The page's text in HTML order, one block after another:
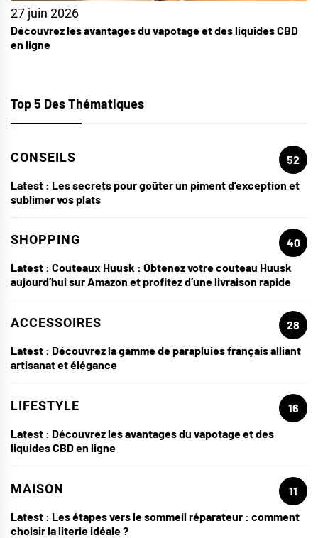
27 juin 2026
Découvrez les avantages du vapotage et des liquides CBD
en ligne
Top 5 Des Thématiques
CONSEILS
52
Latest : Les secrets pour goûter un piment d’exception et
sublimer vos plats
SHOPPING
40
Latest : Couteaux Huusk : Obtenez votre couteau Huusk
aujourd’hui sur Amazon et profitez d’une livraison rapide
ACCESSOIRES
28
Latest : Découvrez la gamme de parapluies français alliant
artisanat et élégance
LIFESTYLE
16
Latest : Découvrez les avantages du vapotage et des
liquides CBD en ligne
MAISON
11
Latest : Les étapes vers le sommeil réparateur : comment
choisir la literie idéale ?